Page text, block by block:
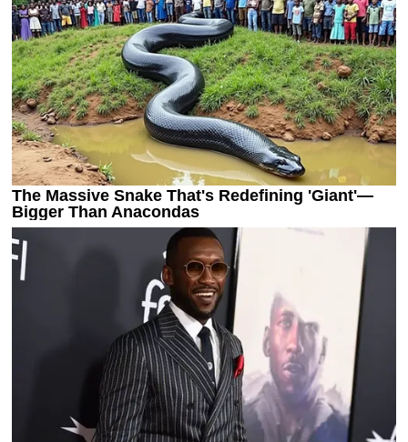
Все таблицы >>>
Рейтинги
Рейтинг стран УЕФА
Рейтинг клубов УЕФА
Рейтинг ФИФА
ТВ программа